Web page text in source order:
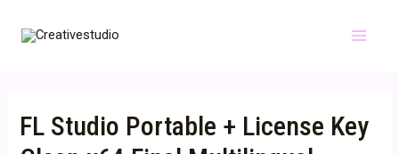
FL Studio Portable + License Key